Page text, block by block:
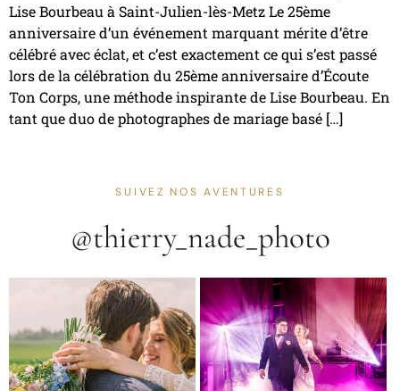
Lise Bourbeau à Saint-Julien-lès-Metz Le 25ème
anniversaire d’un événement marquant mérite d’être
célébré avec éclat, et c’est exactement ce qui s’est passé
lors de la célébration du 25ème anniversaire d’Écoute
Ton Corps, une méthode inspirante de Lise Bourbeau. En
tant que duo de photographes de mariage basé […]
SUIVEZ NOS AVENTURES
@thierry_nade_photo